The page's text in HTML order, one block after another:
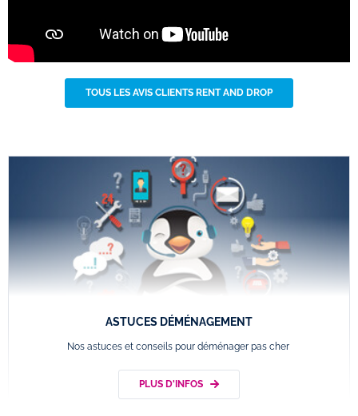
TOUS LES AVIS CLIENTS RENT AND DROP
ASTUCES DÉMÉNAGEMENT
Nos astuces et conseils pour déménager pas cher
PLUS D'INFOS